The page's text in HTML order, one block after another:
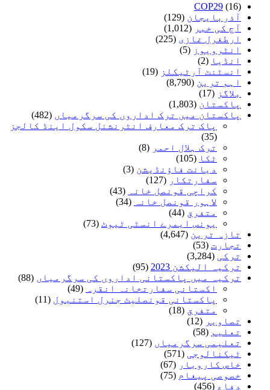
COP29 (16)
آذربایجان (129)
آج کی خبر (1,012)
ارطغرل غازی (225)
انٹرویوز (5)
انڈیا (2)
انسٹنٹ آرٹیکلز (19)
اہم ترین (8,790)
بلاگز (17)
پاکستان (1,803)
پاکستان میں ترک اداروں کی سرگرمیاں (482)
پاک ترک معارف انٹرنشنل سکول اینڈ کالجز
(35)
ترک ہلال احمر (8)
ٹکا (105)
دیانت فاؤنڈیشن (3)
سفارتکار (127)
کراچی قونصل خانہ
(43)
لاہور قونصل خانہ
(34)
متفرق (44)
یونس ایمرے انسٹی ٹیوٹ (73)
تازہ ترین (4,647)
تجارت (53)
ترکی (3,284)
ترکیہ الیکشن 2023
(95)
ترکیہ میں پاکستانی اداروں کی سرگرمیاں (88)
اکستانی سفارتخانہ انقرہ
(49)
پاکستانی قونصلیٹ جنرل استنبول (11)
متفرق (18)
تصاویر (12)
تعلیم (58)
تعلیمی سرگرمیاں (127)
ٹیکنالوجی (571)
خاص کاروبار (67)
خصوصی پیغام (75)
دفاع (456)